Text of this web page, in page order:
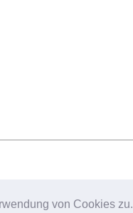
von Cookies zu.